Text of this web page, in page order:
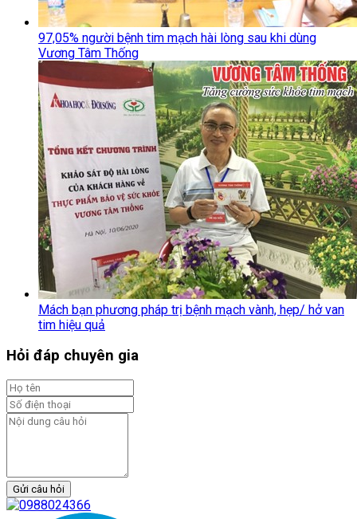
97,05% người bệnh tim mạch hài lòng sau khi dùng
Vương Tâm Thống
Mách bạn phương pháp trị bệnh mạch vành, hẹp/ hở van
tim hiệu quả
Hỏi đáp chuyên gia
Gửi câu hỏi